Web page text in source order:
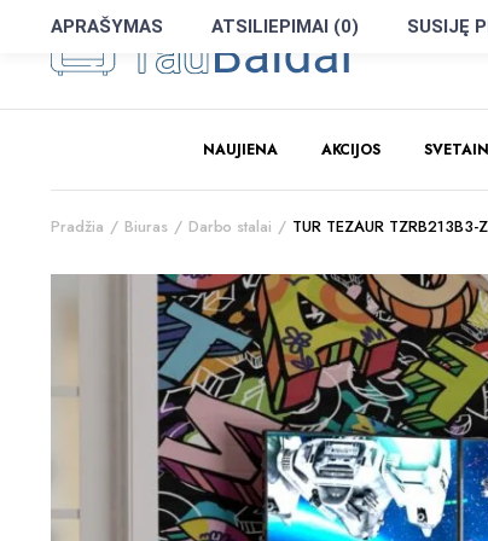
NAUJIENA AKCIJOS
Pradžia Biuras Darbo stalai TUR TEZAUR
APRAŠYMAS ATSILIEPIMAI (0) SUSIJĘ